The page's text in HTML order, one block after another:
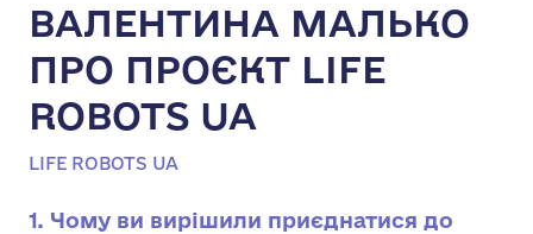
ВАЛЕНТИНА МАЛЬКО
ПРО ПРОЄКТ LIFE
ROBOTS UA
LIFE ROBOTS UA
1. Чому ви вирішили приєднатися до